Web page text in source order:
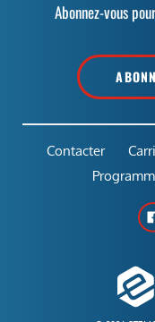
Abonnez-vous
Contacter